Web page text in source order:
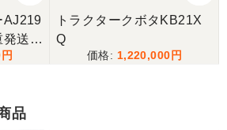
いように改善して欲しいです。
た。
AJ219
送整
トラクタークボタKB21X
Q
1,220,000
品